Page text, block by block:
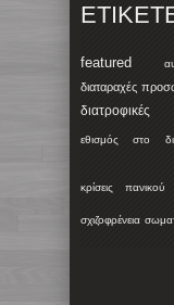
featured
διαταραχές
διατροφικές
εθισμός στο
κρίσεις πανικού
σχιζοφρένεια